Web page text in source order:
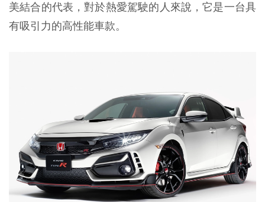
美結合的代表，對於熱愛駕駛的人來說，它是一台具
有吸引力的高性能車款。